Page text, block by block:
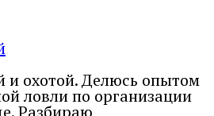
и охотой. Делюсь опытом
ловли по организации